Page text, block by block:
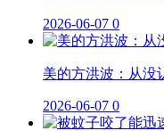
2026-06-07 0
美的方洪波：从没
2026-06-07 0